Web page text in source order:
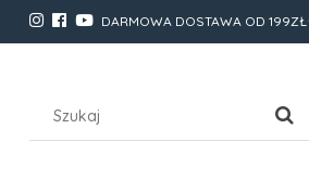
DARMOWA DOSTAWA OD